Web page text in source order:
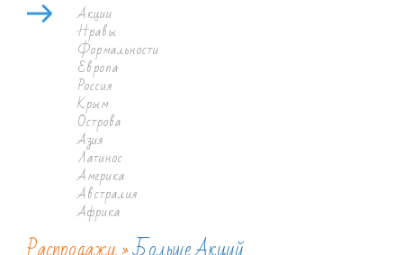
Акции
Нравы
Формальности
Европа
Россия
Крым
Острова
Азия
Латинос
Америка
Австралия
Африка